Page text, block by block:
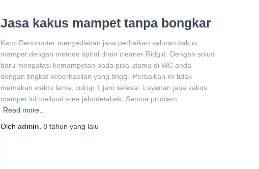
Jasa kakus mampet tanpa bongkar
Kami Renorooter menyediakan jasa perbaikan saluran kakus
mampet dengan metode spiral drain cleaner Ridgid. Dengan solusi
baru mengatasi kemampetan pada pipa utama di WC anda
dengan tingkat keberhasilan yang tinggi. Perbaikan ini tidak
memakan waktu lama, cukup 1 jam selesai. Layanan jasa kakus
mampet ini meliputi area jabodetabek. Semua problem
Read more…
Oleh admin 8 tahun yang lalu